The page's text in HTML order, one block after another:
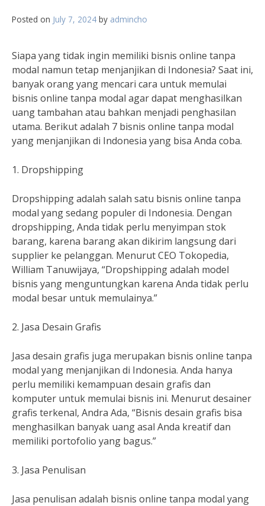
Posted on July 7, 2024 by admincho
Siapa yang tidak ingin memiliki bisnis online tanpa
modal namun tetap menjanjikan di Indonesia? Saat ini,
banyak orang yang mencari cara untuk memulai
bisnis online tanpa modal agar dapat menghasilkan
uang tambahan atau bahkan menjadi penghasilan
utama. Berikut adalah 7 bisnis online tanpa modal
yang menjanjikan di Indonesia yang bisa Anda coba.
1. Dropshipping
Dropshipping adalah salah satu bisnis online tanpa
modal yang sedang populer di Indonesia. Dengan
dropshipping, Anda tidak perlu menyimpan stok
barang, karena barang akan dikirim langsung dari
supplier ke pelanggan. Menurut CEO Tokopedia,
William Tanuwijaya, “Dropshipping adalah model
bisnis yang menguntungkan karena Anda tidak perlu
modal besar untuk memulainya.”
2. Jasa Desain Grafis
Jasa desain grafis juga merupakan bisnis online tanpa
modal yang menjanjikan di Indonesia. Anda hanya
perlu memiliki kemampuan desain grafis dan
komputer untuk memulai bisnis ini. Menurut desainer
grafis terkenal, Andra Ada, “Bisnis desain grafis bisa
menghasilkan banyak uang asal Anda kreatif dan
memiliki portofolio yang bagus.”
3. Jasa Penulisan
Jasa penulisan adalah bisnis online tanpa modal yang